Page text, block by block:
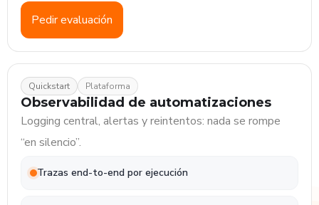
Pedir evaluación
Quickstart Plataforma
Observabilidad de automatizaciones
Logging central, alertas y reintentos: nada se rompe
“en silencio”.
Trazas end-to-end por ejecución